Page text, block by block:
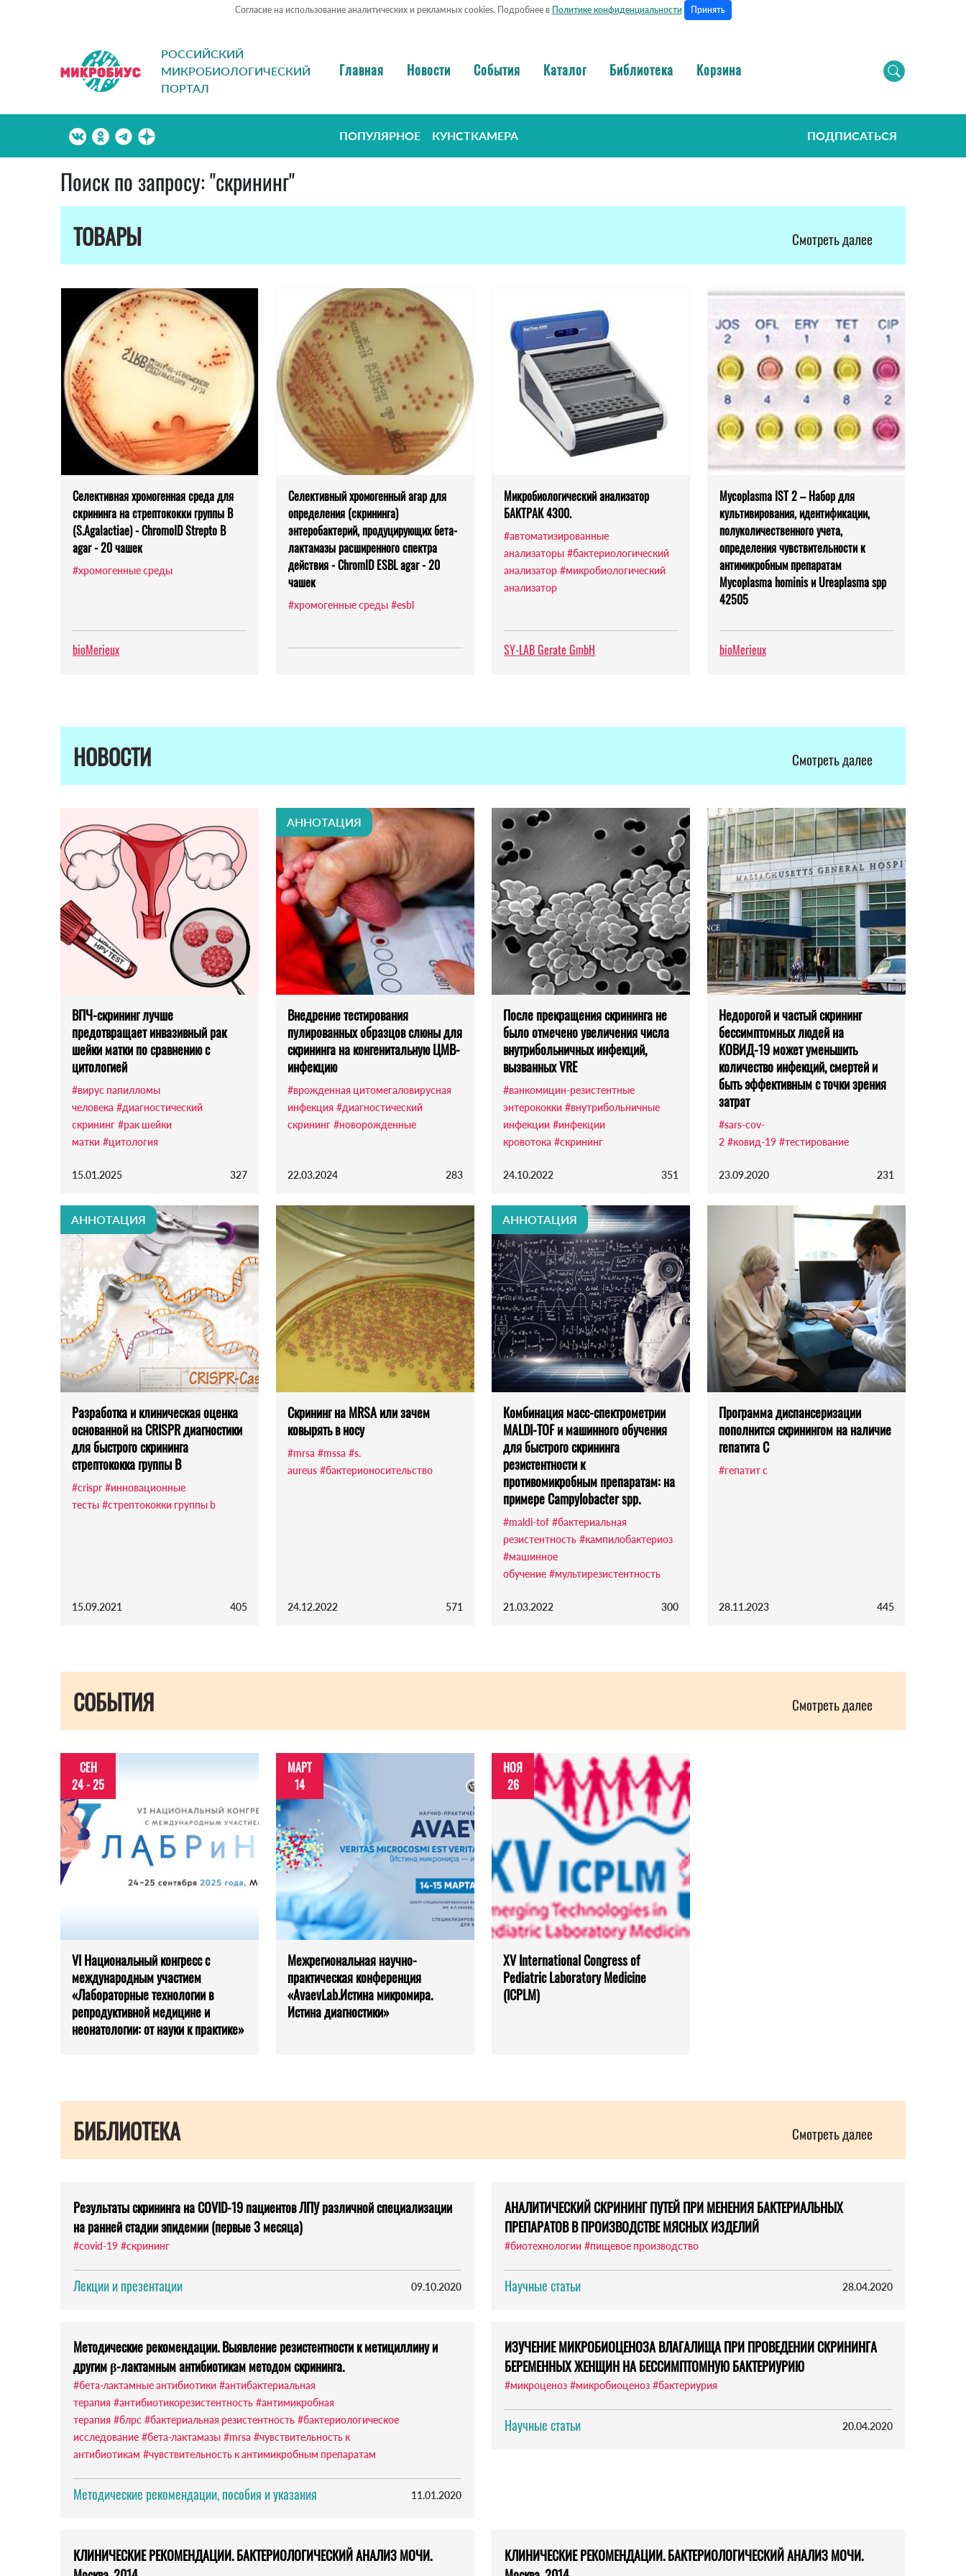
Согласие на использование аналитических и рекламных cookies. Подробнее в Политике конфиденциальности Принять
РОССИЙСКИЙ
МИКРОБИОЛОГИЧЕСКИЙ
ПОРТАЛ
Главная Новости События Каталог Библиотека Корзина
ПОПУЛЯРНОЕ КУНСТКАМЕРА ПОДПИСАТЬСЯ
Поиск по запросу: "скрининг"
ТОВАРЫ
Смотреть далее
Селективная хромогенная среда для
скрининга на стрептококки группы В
(S.Agalactiae) - ChromoID Strepto B
agar - 20 чашек
#хромогенные среды
bioMerieux
Селективный хромогенный агар для
определения (скрининга)
энтеробактерий, продуцирующих бета-
лактамазы расширенного спектра
действия - ChromID ESBL agar - 20
чашек
#хромогенные среды #esbl
Микробиологический анализатор
БАКТРАК 4300.
#автоматизированные
анализаторы #бактериологический
анализатор #микробиологический
анализатор
SY-LAB Gerate GmbH
Mycoplasma IST 2 – Набор для
культивирования, идентификации,
полуколичественного учета,
определения чувствительности к
антимикробным препаратам
Mycoplasma hominis и Ureaplasma spp
42505
bioMerieux
НОВОСТИ Смотреть далее
ВПЧ-скрининг лучше
предотвращает инвазивный рак
шейки матки по сравнению с
цитологией
#вирус папилломы
человека #диагностический
скрининг #рак шейки
матки #цитология
15.01.2025 327
АННОТАЦИЯ
Внедрение тестирования
пулированных образцов слюны для
скрининга на конгенитальную ЦМВ-
инфекцию
#врожденная цитомегаловирусная
инфекция #диагностический
скрининг #новорожденные
22.03.2024 283
После прекращения скрининга не
было отмечено увеличения числа
внутрибольничных инфекций,
вызванных VRE
#ванкомицин-резистентные
энтерококки #внутрибольничные
инфекции #инфекции
кровотока #скрининг
24.10.2022 351
Недорогой и частый скрининг
бессимптомных людей на
КОВИД-19 может уменьшить
количество инфекций, смертей и
быть эффективным с точки зрения
затрат
#sars-cov-
2 #ковид-19 #тестирование
23.09.2020 231
АННОТАЦИЯ
Разработка и клиническая оценка
основанной на CRISPR диагностики
для быстрого скрининга
стрептококка группы В
#crispr #инновационные
тесты #стрептококки группы b
15.09.2021 405
Скрининг на MRSA или зачем
ковырять в носу
#mrsa #mssa #s.
aureus #бактерионосительство
24.12.2022 571
АННОТАЦИЯ
Комбинация масс-спектрометрии
MALDI-TOF и машинного обучения
для быстрого скрининга
резистентности к
противомикробным препаратам: на
примере Campylobacter spp.
#maldi-tof #бактериальная
резистентность #кампилобактериоз
#машинное
обучение #мультирезистентность
21.03.2022 300
Программа диспансеризации
пополнится скринингом на наличие
гепатита С
#гепатит с
28.11.2023 445
СОБЫТИЯ Смотреть далее
СЕН
24 - 25
VI Национальный конгресс с
международным участием
«Лабораторные технологии в
репродуктивной медицине и
неонатологии: от науки к практике»
МАРТ
14
Межрегиональная научно-
практическая конференция
«AvaevLab.Истина микромира.
Истина диагностики»
НОЯ
26
XV International Congress of
Pediatric Laboratory Medicine
(ICPLM)
БИБЛИОТЕКА Смотреть далее
Результаты скрининга на COVID-19 пациентов ЛПУ различной специализации
на ранней стадии эпидемии (первые 3 месяца)
#covid-19 #скрининг
Лекции и презентации 09.10.2020
АНАЛИТИЧЕСКИЙ СКРИНИНГ ПУТЕЙ ПРИ МЕНЕНИЯ БАКТЕРИАЛЬНЫХ
ПРЕПАРАТОВ В ПРОИЗВОДСТВЕ МЯСНЫХ ИЗДЕЛИЙ
#биотехнологии #пищевое производство
Научные статьи 28.04.2020
Методические рекомендации. Выявление резистентности к метициллину и
другим β-лактамным антибиотикам методом скрининга.
#бета-лактамные антибиотики #антибактериальная
терапия #антибиотикорезистентность #антимикробная
терапия #блрс #бактериальная резистентность #бактериологическое
исследование #бета-лактамазы #mrsa #чувствительность к
антибиотикам #чувствительность к антимикробным препаратам
Методические рекомендации, пособия и указания 11.01.2020
ИЗУЧЕНИЕ МИКРОБИОЦЕНОЗА ВЛАГАЛИЩА ПРИ ПРОВЕДЕНИИ СКРИНИНГА
БЕРЕМЕННЫХ ЖЕНЩИН НА БЕССИМПТОМНУЮ БАКТЕРИУРИЮ
#микроценоз #микробиоценоз #бактериурия
Научные статьи 20.04.2020
КЛИНИЧЕСКИЕ РЕКОМЕНДАЦИИ. БАКТЕРИОЛОГИЧЕСКИЙ АНАЛИЗ МОЧИ.
КЛИНИЧЕСКИЕ РЕКОМЕНДАЦИИ. БАКТЕРИОЛОГИЧЕСКИЙ АНАЛИЗ МОЧИ.